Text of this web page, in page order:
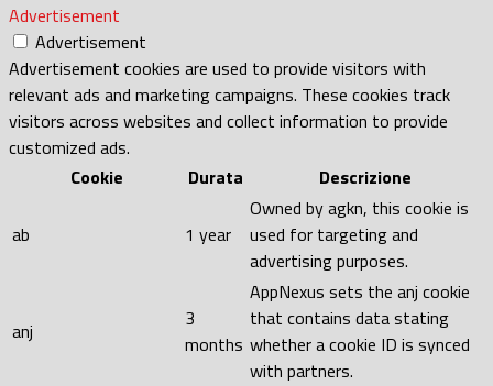
Advertisement
Advertisement
Advertisement cookies are used to provide visitors with
relevant ads and marketing campaigns. These cookies track
visitors across websites and collect information to provide
customized ads.
Cookie
Durata Descrizione
ab 1 year
Owned by agkn, this cookie is
used for targeting and
advertising purposes.
anj
3
months
AppNexus sets the anj cookie
that contains data stating
whether a cookie ID is synced
with partners.